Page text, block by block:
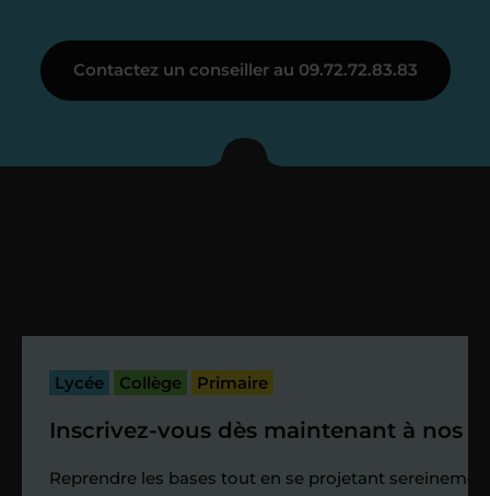
Je vous présente votre
enseignant sous 72
passé.
Étape 4
Contactez un conseiller au 09.72.72.83.83
Lycée Collège Primaire
Inscrivez-vous dès maintenant à nos
Reprendre les bases tout en se projetant